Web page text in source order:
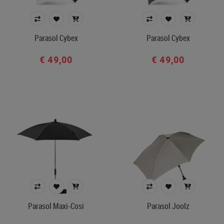
Parasol Cybex
€ 49,00
Parasol Cybex
€ 49,00
Parasol Maxi-Cosi Parasol Joolz